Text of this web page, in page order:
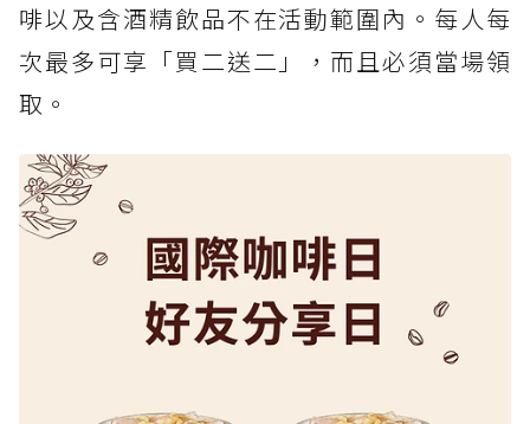
啡以及含酒精飲品不在活動範圍內。每人每
次最多可享「買二送二」，而且必須當場領
取。